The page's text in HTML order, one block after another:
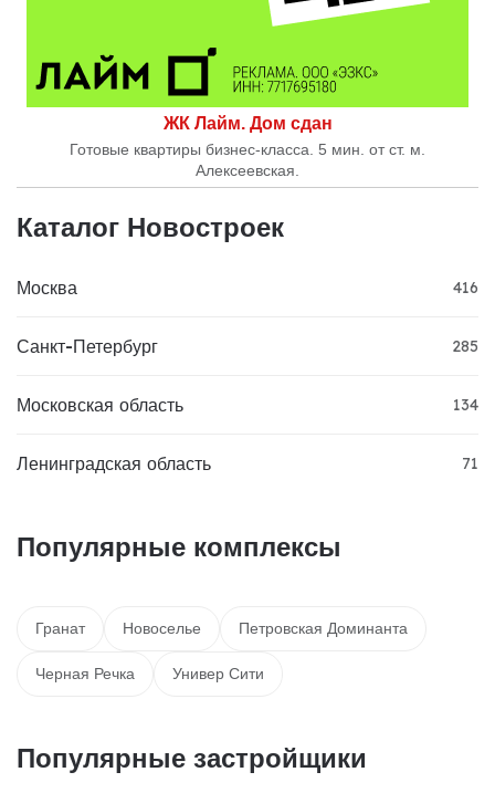
ЖК Лайм. Дом сдан
Готовые квартиры бизнес-класса. 5 мин. от ст. м.
Алексеевская.
Каталог Новостроек
Москва 416
Санкт-Петербург 285
Московская область 134
Ленинградская область 71
Популярные комплексы
Гранат Новоселье Петровская Доминанта
Черная Речка Универ Сити
Популярные застройщики